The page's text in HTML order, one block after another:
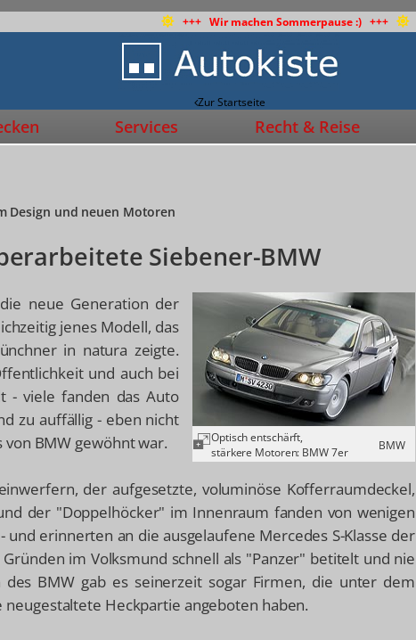
+++ Wir machen Sommerpause :) +++
Zur Startseite
Services Recht & Reise
Design und neuen Motoren
Siebener-BMW
Optisch entschärft,
stärkere Motoren: BMW 7er
BMW
neue Generation der
jenes Modell, das
in natura zeigte.
und auch bei
- viele fanden das Auto
zu auffällig - eben nicht
von BMW gewöhnt war.
der aufgesetzte, voluminöse Kofferraumdeckel,
der "Doppelhöcker" im Innenraum fanden von wenigen
erinnerten an die ausgelaufene Mercedes S-Klasse der
im Volksmund schnell als "Panzer" betitelt und nie
BMW gab es seinerzeit sogar Firmen, die unter dem
Heckpartie angeboten haben.